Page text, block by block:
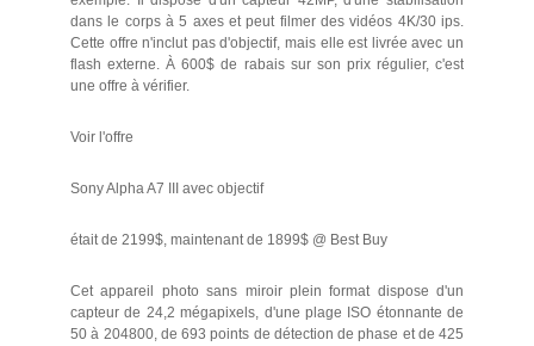
dans le corps à 5 axes et peut filmer des vidéos 4K/30 ips.
Cette offre n'inclut pas d'objectif, mais elle est livrée avec un
flash externe. À 600$ de rabais sur son prix régulier, c'est
une offre à vérifier.
Voir l'offre
Sony Alpha A7 III avec objectif
était de 2199$, maintenant de 1899$ @ Best Buy
Cet appareil photo sans miroir plein format dispose d'un
capteur de 24,2 mégapixels, d'une plage ISO étonnante de
50 à 204800, de 693 points de détection de phase et de 425